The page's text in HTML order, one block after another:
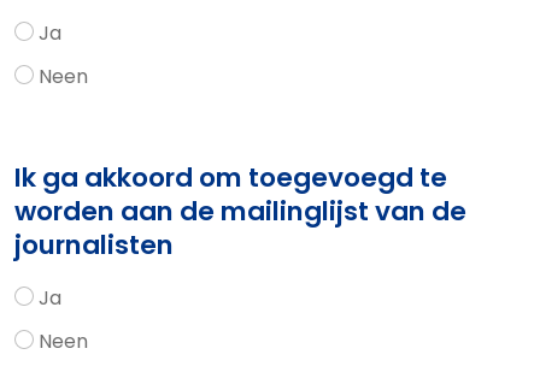
Ja
Neen
Ik ga akkoord om toegevoegd te
worden aan de mailinglijst van de
journalisten
Ja
Neen